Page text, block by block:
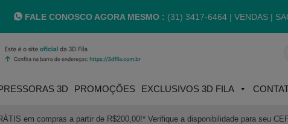
FALE CONOSCO AGORA MESMO : (31) 3417-6464 | VENDAS |
3D PROMOÇÕES EXCLUSIVOS 3D FILA
em compras a partir de R$200,00!* Verifique a disponibilidade para seu